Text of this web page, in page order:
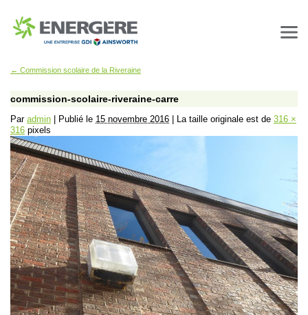
← Commission scolaire de la Riveraine
commission-scolaire-riveraine-carre
Par admin Publié le 15 novembre 2016 La taille originale est de 316 ×
316 pixels